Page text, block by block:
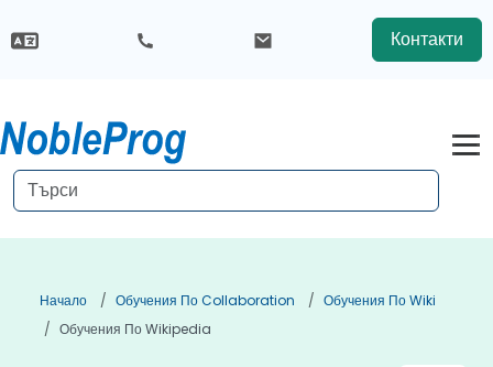
Контакти
Начало Обучения По Collaboration
Обучения По Wiki
Обучения По Wikipedia